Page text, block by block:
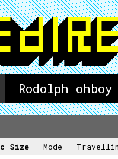
Rodolph
Size - Mode -